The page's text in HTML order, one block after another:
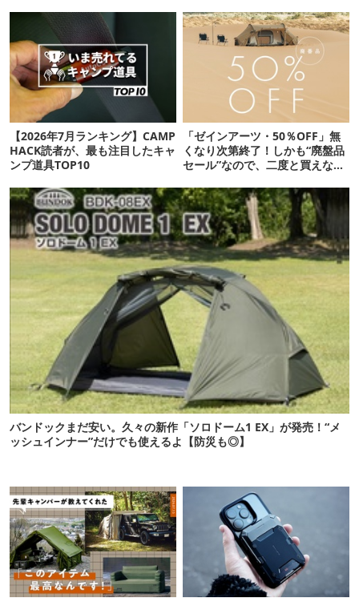
【2026年7月ランキング】CAMP
HACK読者が、最も注目したキャ
ンプ道具TOP10
「ゼインアーツ・50％OFF」無
くなり次第終了！しかも“廃盤品
セール”なので、二度と買えない
バンドックまだ安い。久々の新作「ソロドーム1 EX」が発売！“メ
ッシュインナー”だけでも使えるよ【防災も◎】